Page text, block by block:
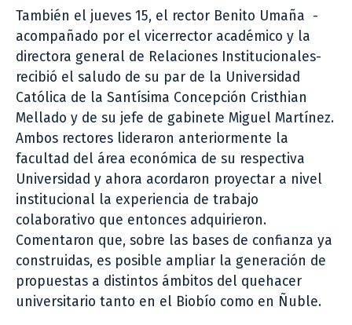
También el jueves 15, el rector Benito Umaña -
acompañado por el vicerrector académico y la
directora general de Relaciones Institucionales-
recibió el saludo de su par de la Universidad
Católica de la Santísima Concepción Cristhian
Mellado y de su jefe de gabinete Miguel Martínez.
Ambos rectores lideraron anteriormente la
facultad del área económica de su respectiva
Universidad y ahora acordaron proyectar a nivel
institucional la experiencia de trabajo
colaborativo que entonces adquirieron.
Comentaron que, sobre las bases de confianza ya
construidas, es posible ampliar la generación de
propuestas a distintos ámbitos del quehacer
universitario tanto en el Biobío como en Ñuble.